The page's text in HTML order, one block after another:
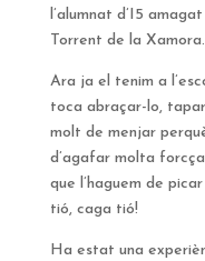
l’alumnat d’I5
Torrent de la Xamora.
Ara ja el tenim a
toca abraçar-lo,
molt de menjar
d’agafar molta
que l’haguem de
tió, caga tió!
Ha estat una